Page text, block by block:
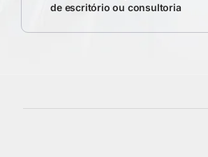
de escritório ou consultoria